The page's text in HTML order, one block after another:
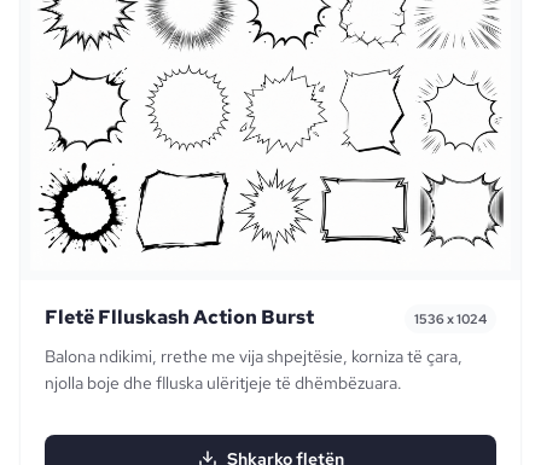
Fletë Flluskash Action Burst 1536 x 1024
Balona ndikimi, rrethe me vija shpejtësie, korniza të çara,
njolla boje dhe flluska ulëritjeje të dhëmbëzuara.
Shkarko fletën